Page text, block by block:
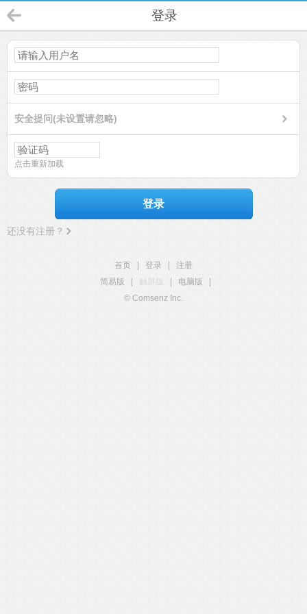
登录
安全提问(未设置请忽略)
点击重新加载
登录
还没有注册？
首页 登录
注册
简易版
触屏版 电脑版
© Comsenz Inc.